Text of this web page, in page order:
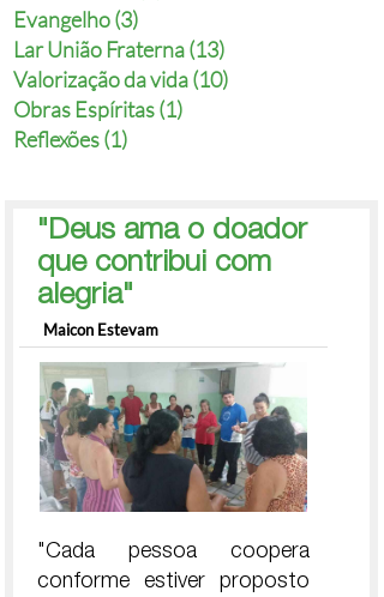
Evangelho (3)
Lar União Fraterna (13)
Valorização da vida (10)
Obras Espíritas (1)
Reflexões (1)
"Deus ama o doador
que contribui com
alegria"
Maicon Estevam
"Cada pessoa coopera
conforme estiver proposto